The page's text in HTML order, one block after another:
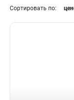
Сортировать по: